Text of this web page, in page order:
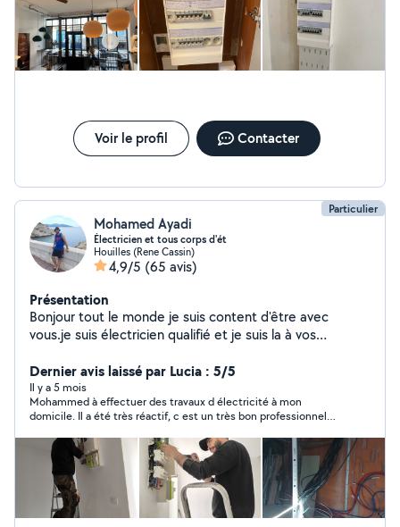
Voir le profil Contacter
Particulier
Mohamed Ayadi
Électricien et tous corps d'ét
Houilles (Rene Cassin)
4,9/5 (65 avis)
Présentation
Bonjour tout le monde je suis content d'être avec
vous.je suis électricien qualifié et je suis la à vos
Dernier avis laissé par Lucia : 5/5
Il y a 5 mois
Mohammed à effectuer des travaux d électricité à mon
domicile. Il a été très réactif, c est un très bon professionnel
écoute de mon besoin et m’a apporté son aide sur le montage
d un muret en béton cellulaire . Il m a aussi donné pleins de
conseils . Suis très contente . Je recommade vivement Ses
services .